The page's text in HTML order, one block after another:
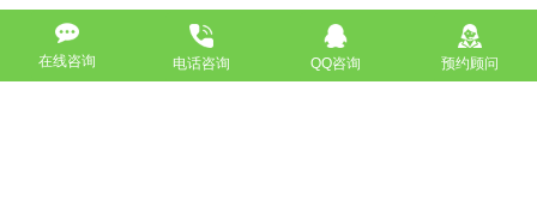
在线咨询 电话咨询 QQ咨询 预约顾问